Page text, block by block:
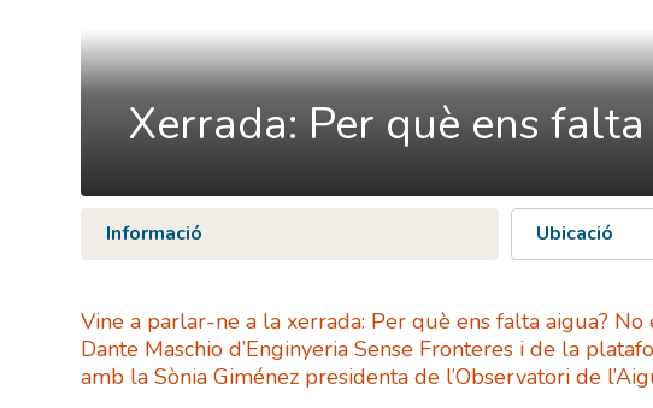
Xerrada: Per què ens
Informació Ubicació
Vine a parlar-ne a la xerrada: Per què ens falta aigua?
Dante Maschio d’Enginyeria Sense Fronteres i de la
amb la Sònia Giménez presidenta de l’Observatori de